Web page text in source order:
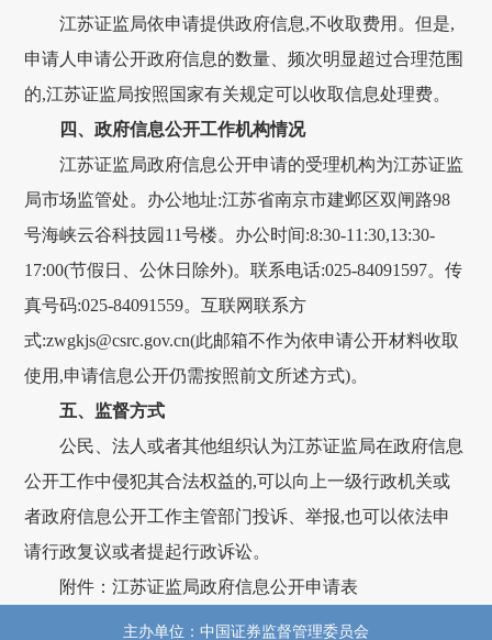
江苏证监局依申请提供政府信息,不收取费用。但是,
申请人申请公开政府信息的数量、频次明显超过合理范围
的,江苏证监局按照国家有关规定可以收取信息处理费。
四、政府信息公开工作机构情况
江苏证监局政府信息公开申请的受理机构为江苏证监
局市场监管处。办公地址:江苏省南京市建邺区双闸路98
号海峡云谷科技园11号楼。办公时间:8:30-11:30,13:30-
17:00(节假日、公休日除外)。联系电话:025-84091597。传
真号码:025-84091559。互联网联系方
式:zwgkjs@csrc.gov.cn(此邮箱不作为依申请公开材料收取
使用,申请信息公开仍需按照前文所述方式)。
五、监督方式
公民、法人或者其他组织认为江苏证监局在政府信息
公开工作中侵犯其合法权益的,可以向上一级行政机关或
者政府信息公开工作主管部门投诉、举报,也可以依法申
请行政复议或者提起行政诉讼。
附件：江苏证监局政府信息公开申请表
主办单位：中国证券监督管理委员会